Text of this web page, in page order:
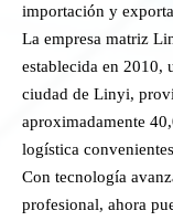
importación y
La empresa matriz
establecida en 2010,
ciudad de Linyi,
aproximadamente
logística
Con tecnología
profesional, ahora